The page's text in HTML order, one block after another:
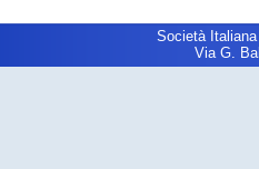
Società
Via G.